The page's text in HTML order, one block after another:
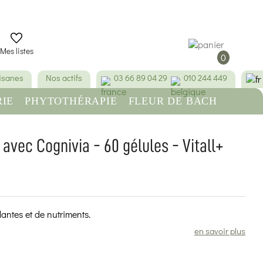
Mes listes 0
Nos actifs 03 66 89 04 29 010 244 449
PHYTOTHÉRAPIE
FLEUR DE BACH
Cognivia - 60 gélules - Vitall+
(2 avis)
et de nutriments.
en savoir plus